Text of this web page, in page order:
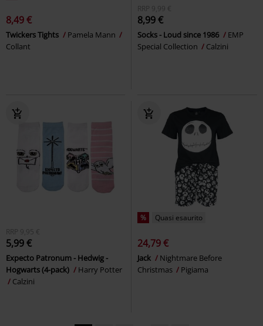
8,49 €
Twickers Tights
Pamela Mann
Collant
RRP
9,99 €
8,99 €
Socks - Loud since 1986
EMP
Special Collection
Calzini
RRP 9,95 €
5,99 €
Expecto Patronum - Hedwig -
Hogwarts (4-pack)
Harry Potter
Calzini
% Quasi esaurito
24,79 €
Jack
Nightmare Before
Christmas
Pigiama